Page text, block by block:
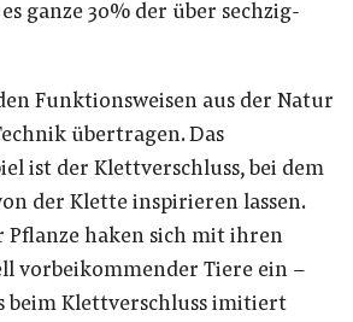
ganze 30% der über sechzig-
Funktionsweisen aus der Natur
übertragen. Das
ist der Klettverschluss, bei dem
der Klette inspirieren lassen.
Pflanze haken sich mit ihren
vorbeikommender Tiere ein –
beim Klettverschluss imitiert